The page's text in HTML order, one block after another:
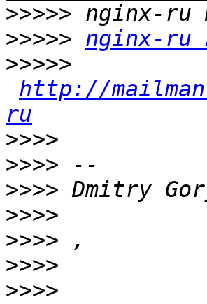
>>>>>
>>>>> nginx-ru
>>>>>
http://
ru
>>>>
>>>>
>>>>
>>>>
>>>>
>>>>
>>>>